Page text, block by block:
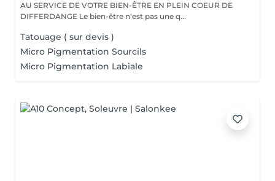
AU SERVICE DE VOTRE BIEN-ÊTRE EN PLEIN COEUR DE
DIFFERDANGE Le bien-être n'est pas une q...
Tatouage ( sur devis )
Micro Pigmentation Sourcils
Micro Pigmentation Labiale